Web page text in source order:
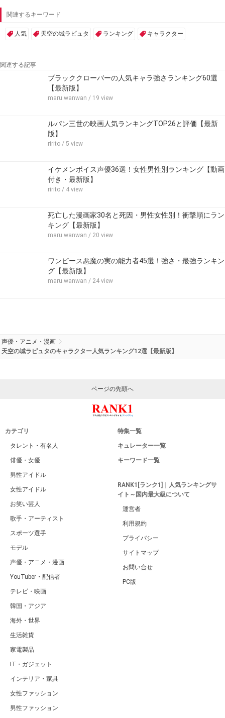
関連するキーワード
人気 天空の城ラピュタ ランキング キャラクター
関連する記事
ブラッククローバーの人気キャラ強さランキング60選
【最新版】
maru.wanwan / 19 view
ルパン三世の映画人気ランキングTOP26と評価【最新
版】
ririto / 5 view
イケメンボイス声優36選！女性男性別ランキング【動画
付き・最新版】
ririto / 4 view
死亡した漫画家30名と死因・男性女性別！衝撃順にラン
キング【最新版】
maru.wanwan / 20 view
ワンピース悪魔の実の能力者45選！強さ・最強ランキン
グ【最新版】
maru.wanwan / 24 view
声優・アニメ・漫画
天空の城ラピュタのキャラクター人気ランキング12選【最新版】
ページの先頭へ
カテゴリ
タレント・有名人
俳優・女優
男性アイドル
女性アイドル
お笑い芸人
歌手・アーティスト
スポーツ選手
モデル
声優・アニメ・漫画
YouTuber・配信者
テレビ・映画
韓国・アジア
海外・世界
生活雑貨
家電製品
IT・ガジェット
インテリア・家具
女性ファッション
男性ファッション
特集一覧
キュレーター一覧
キーワード一覧
RANK1[ランク1]｜人気ランキングサ
イト～国内最大級について
運営者
利用規約
プライバシー
サイトマップ
お問い合せ
PC版